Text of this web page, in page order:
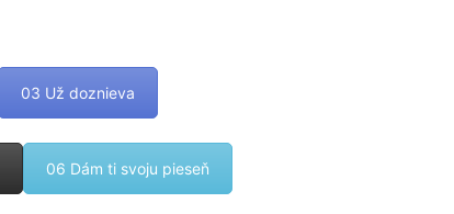
03 Už doznieva
06 Dám ti svoju pieseň